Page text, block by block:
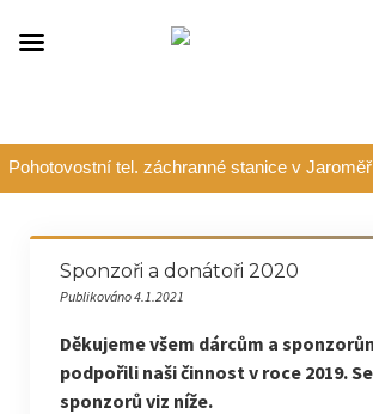
Pohotovostní tel. záchranné stanice v
Sponzoři a donátoři 2020
Publikováno 4.1.2021
Děkujeme všem dárcům a
podpořili naši činnost v roce 2019.
sponzorů viz níže.